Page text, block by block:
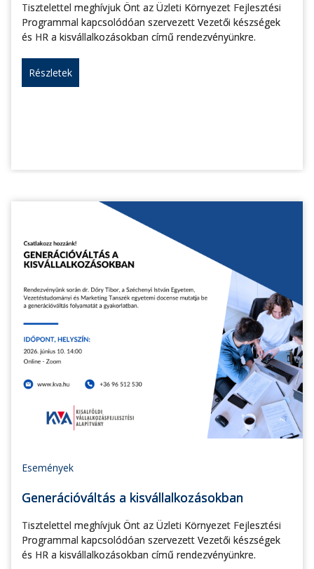
Tisztelettel meghívjuk Önt az Üzleti Környezet Fejlesztési
Programmal kapcsolódóan szervezett Vezetői készségek
és HR a kisvállalkozásokban című rendezvényünkre.
Részletek
Események
Generációváltás a kisvállalkozásokban
Tisztelettel meghívjuk Önt az Üzleti Környezet Fejlesztési
Programmal kapcsolódóan szervezett Vezetői készségek
és HR a kisvállalkozásokban című rendezvényünkre.